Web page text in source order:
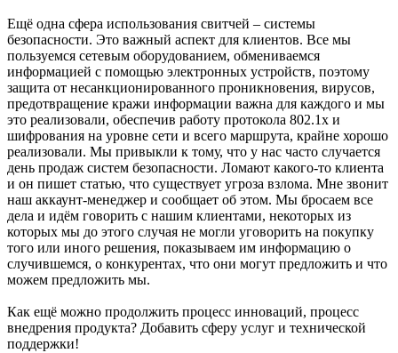
Ещё одна сфера использования свитчей – системы
безопасности. Это важный аспект для клиентов. Все мы
пользуемся сетевым оборудованием, обмениваемся
информацией с помощью электронных устройств, поэтому
защита от несанкционированного проникновения, вирусов,
предотвращение кражи информации важна для каждого и мы
это реализовали, обеспечив работу протокола 802.1x и
шифрования на уровне сети и всего маршрута, крайне хорошо
реализовали. Мы привыкли к тому, что у нас часто случается
день продаж систем безопасности. Ломают какого-то клиента
и он пишет статью, что существует угроза взлома. Мне звонит
наш аккаунт-менеджер и сообщает об этом. Мы бросаем все
дела и идём говорить с нашим клиентами, некоторых из
которых мы до этого случая не могли уговорить на покупку
того или иного решения, показываем им информацию о
случившемся, о конкурентах, что они могут предложить и что
можем предложить мы.
Как ещё можно продолжить процесс инноваций, процесс
внедрения продукта? Добавить сферу услуг и технической
поддержки!